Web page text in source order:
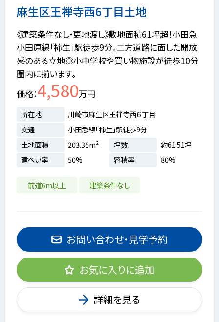
麻生区王禅寺西6丁目土地
《建築条件なし・更地渡し》敷地面積61坪超！小田急
小田原線「柿生」駅徒歩9分。二方道路に面した開放
感のある立地◎小中学校や買い物施設が徒歩10分
圏内に揃います。
価格 4,580万円
所在地
川崎市麻生区王禅寺西６丁目
交通
小田急線「柿生」駅徒歩9分
土地面積
203.35m² 坪数
約61.51坪
建ぺい率
50% 容積率 80%
前道6m以上 建築条件なし
お問い合わせ・見学予約
お気に入りに追加
詳細を見る